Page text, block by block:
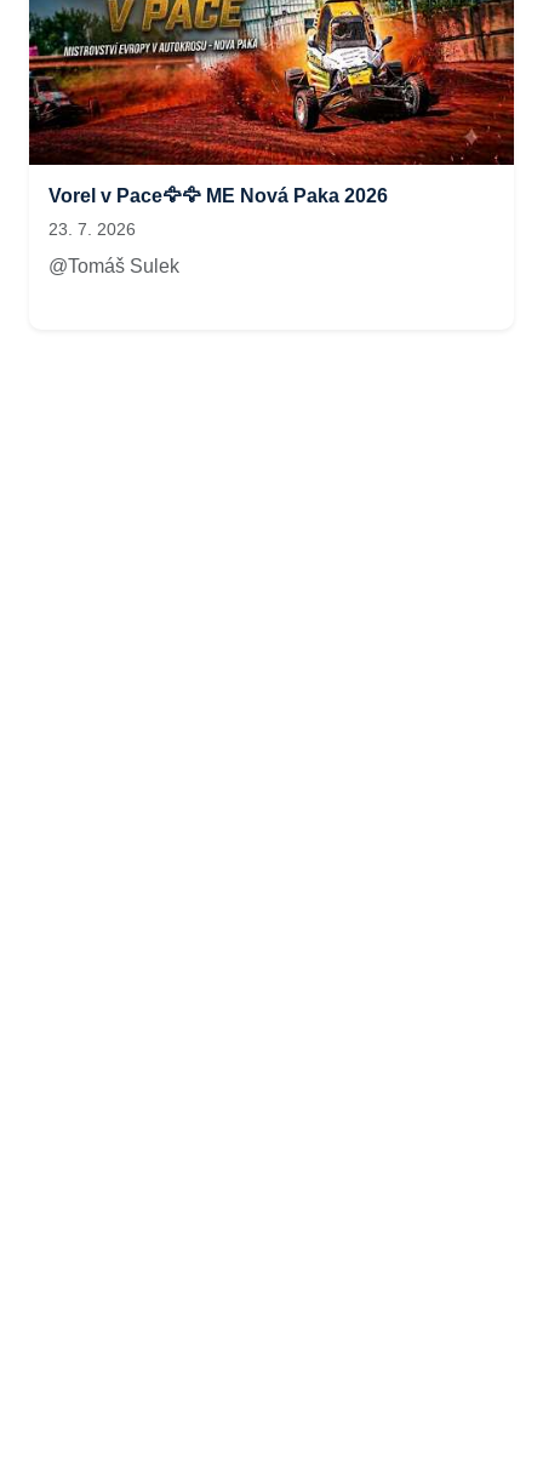
Vorel v Pace🦅🦅 ME Nová Paka 2026
23. 7. 2026
@Tomáš Sulek